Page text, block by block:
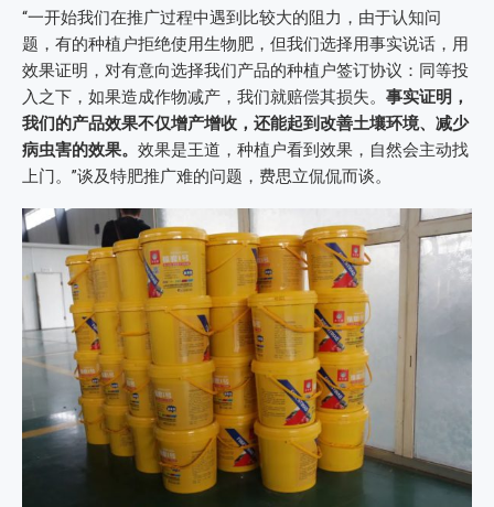
“一开始我们在推广过程中遇到比较大的阻力，由于认知问
题，有的种植户拒绝使用生物肥，但我们选择用事实说话，用
效果证明，对有意向选择我们产品的种植户签订协议：同等投
入之下，如果造成作物减产，我们就赔偿其损失。 事实证明，
我们的产品效果不仅增产增收，还能起到改善土壤环境、减少
病虫害的效果。 效果是王道，种植户看到效果，自然会主动找
上门。”谈及特肥推广难的问题，费思立侃侃而谈。